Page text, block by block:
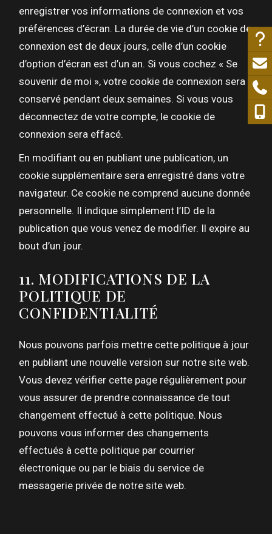
enregistrer vos informations de connexion et vos
préférences d’écran. La durée de vie d’un cookie de
connexion est de deux jours, celle d’un cookie
d’option d’écran est d’un an. Si vous cochez « Se
souvenir de moi », votre cookie de connexion sera
conservé pendant deux semaines. Si vous vous
déconnectez de votre compte, le cookie de
connexion sera effacé.
En modifiant ou en publiant une publication, un
cookie supplémentaire sera enregistré dans votre
navigateur. Ce cookie ne comprend aucune donnée
personnelle. Il indique simplement l’ID de la
publication que vous venez de modifier. Il expire au
bout d’un jour.
11. MODIFICATIONS DE LA
POLITIQUE DE
CONFIDENTIALITÉ
Nous pouvons parfois mettre cette politique à jour
en publiant une nouvelle version sur notre site web.
Vous devez vérifier cette page régulièrement pour
vous assurer de prendre connaissance de tout
changement effectué à cette politique. Nous
pouvons vous informer des changements
effectués à cette politique par courrier
électronique ou par le biais du service de
messagerie privée de notre site web.